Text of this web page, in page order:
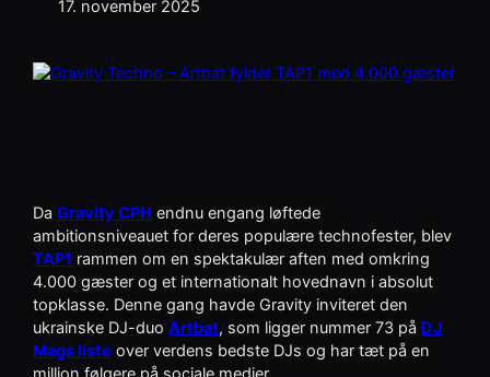
17. november 2025
DaGravity CPH endnu engang løftede
ambitionsniveauet for deres populære technofester, blev
TAP1 rammen om en spektakulær aften med omkring
4.000 gæster og et internationalt hovednavn i absolut
topklasse. Denne gang havde Gravity inviteret den
ukrainske DJ-duoArtbat, som ligger nummer 73 på DJ
Mags liste over verdens bedste DJs og har tæt på en